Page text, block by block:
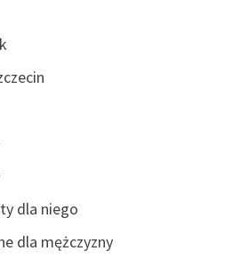
dla niego
dla mężczyzny